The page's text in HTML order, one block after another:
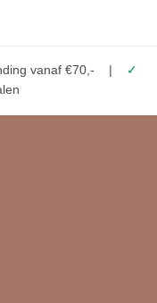
vanaf €70,- |
✓